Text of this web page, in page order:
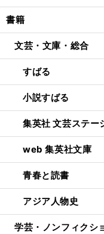
書籍
文芸・文庫・総合
すばる
小説すばる
集英社 文芸ステー
web 集英社文庫
青春と読書
アジア人物史
学芸・ノンフィクシ